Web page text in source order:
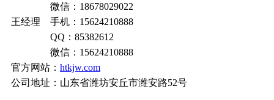
微信：18678029022
王经理 手机：15624210888
QQ：85382612
微信：15624210888
官方网站： htkjw.com
公司地址：山东省潍坊安丘市潍安路52号